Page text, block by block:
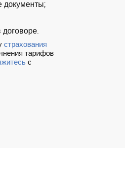
документы;
страхования
тарифов
с